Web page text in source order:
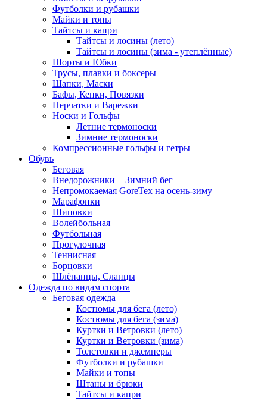
Футболки и рубашки
Майки и топы
Тайтсы и капри
Тайтсы и лосины (лето)
Тайтсы и лосины (зима - утеплённые)
Шорты и Юбки
Трусы, плавки и боксеры
Шапки, Маски
Бафы, Кепки, Повязки
Перчатки и Варежки
Носки и Гольфы
Летние термоноски
Зимние термоноски
Компрессионные гольфы и гетры
Обувь
Беговая
Внедорожники + Зимний бег
Непромокаемая GoreTex на осень-зиму
Марафонки
Шиповки
Волейбольная
Футбольная
Прогулочная
Теннисная
Борцовки
Шлёпанцы, Сланцы
Одежда по видам спорта
Беговая одежда
Костюмы для бега (лето)
Костюмы для бега (зима)
Куртки и Ветровки (лето)
Куртки и Ветровки (зима)
Толстовки и джемперы
Футболки и рубашки
Майки и топы
Штаны и брюки
Тайтсы и капри